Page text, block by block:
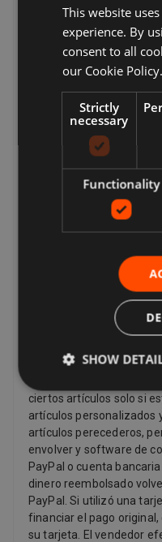
cambia de opinión
un artículo, es posible
según la política de
vendedores pueden
franqueo de devolución
franqueo de devolución
vendedores pagan el
problema con el artículo.
coincide con la
Europea también tienen
de un artículo dentro de
recibe, o un tercero
transportista) recibe, el
productos, excepto los
música digital) que se le
con su reconocimiento, y
audio, videojuegos,
productos de software
Reembolsos
ciertos artículos solo si
artículos personalizados
artículos perecederos,
envolver y software de
PayPal o cuenta
dinero reembolsado
PayPal. Si utilizó una
financiar el pago
su tarjeta. El vendedor
This website
experience. By
consent to all
our Cookie Policy.
Strictly
necessary
Functionality
SHOW